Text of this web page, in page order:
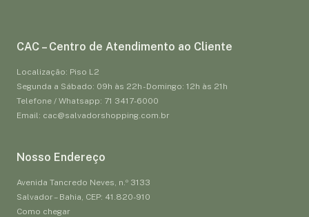
CAC – Centro de Atendimento ao Cliente
Localização: Piso L2
Segunda a Sábado: 09h às 22h - Domingo: 12h às 21h
Telefone / Whatsapp: 71 3417-6000
Email: cac@salvadorshopping.com.br
Nosso Endereço
Avenida Tancredo Neves, n.º 3133
Salvador – Bahia, CEP: 41.820-910
Como chegar